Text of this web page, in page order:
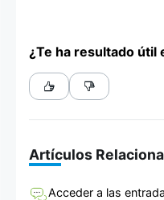
¿Te ha resultado útil
Artículos
Acceder a las